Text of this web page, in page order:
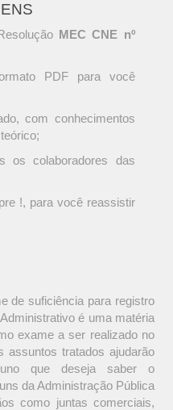
MEC CNE nº
PDF para você
com conhecimentos
os colaboradores das
!, para você reassistir
de suficiência para registro
é uma matéria
exame a ser realizado no
assuntos tratados ajudarão
que deseja saber o
da Administração Pública
como juntas comerciais,